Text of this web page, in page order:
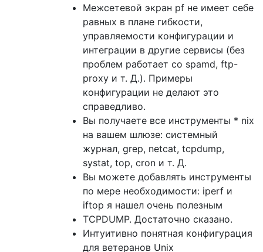
Межсетевой экран pf не имеет себе
равных в плане гибкости,
управляемости конфигурации и
интеграции в другие сервисы (без
проблем работает со spamd, ftp-
proxy и т. Д.). Примеры
конфигурации не делают это
справедливо.
Вы получаете все инструменты * nix
на вашем шлюзе: системный
журнал, grep, netcat, tcpdump,
systat, top, cron и т. Д.
Вы можете добавлять инструменты
по мере необходимости: iperf и
iftop я нашел очень полезным
TCPDUMP. Достаточно сказано.
Интуитивно понятная конфигурация
для ветеранов Unix